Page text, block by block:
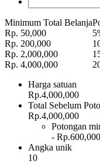
Minimum Total Belanja
Rp. 50,000
Rp. 200,000
Rp. 2,000,000
Rp. 4,000,000
Harga satuan
Rp.4,000,000
Total Sebelum
Rp.4,000,000
Potongan
- Rp.600,000
Angka unik
10